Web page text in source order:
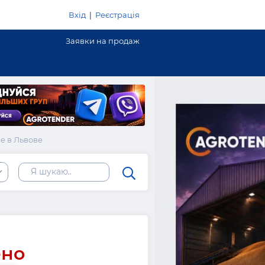
Вхід | Реєстрація
Заявки на продаж
в Львове